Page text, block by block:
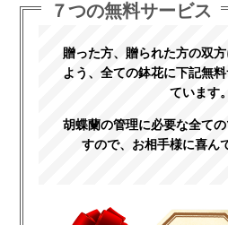
７つの無料サービス
贈った方、贈られた方の双
よう、全ての鉢花に下記無
ています。
胡蝶蘭の管理に必要な全て
すので、お相手様に喜ん